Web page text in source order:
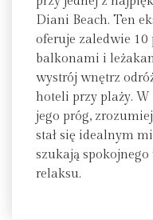
Diani Beach. Ten
oferuje zaledwie 10
balkonami i
wystrój wnętrz
hoteli przy plaży.
jego próg,
stał się idealnym
szukają
relaksu.